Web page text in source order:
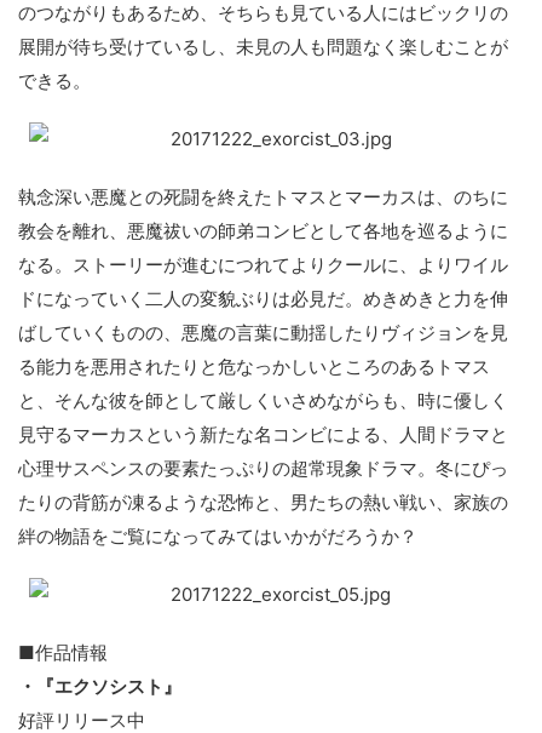
のつながりもあるため、そちらも見ている人にはビックリの
展開が待ち受けているし、未見の人も問題なく楽しむことが
できる。
執念深い悪魔との死闘を終えたトマスとマーカスは、のちに
教会を離れ、悪魔祓いの師弟コンビとして各地を巡るように
なる。ストーリーが進むにつれてよりクールに、よりワイル
ドになっていく二人の変貌ぶりは必見だ。めきめきと力を伸
ばしていくものの、悪魔の言葉に動揺したりヴィジョンを見
る能力を悪用されたりと危なっかしいところのあるトマス
と、そんな彼を師として厳しくいさめながらも、時に優しく
見守るマーカスという新たな名コンビによる、人間ドラマと
心理サスペンスの要素たっぷりの超常現象ドラマ。冬にぴっ
たりの背筋が凍るような恐怖と、男たちの熱い戦い、家族の
絆の物語をご覧になってみてはいかがだろうか？
■作品情報
・『エクソシスト』
好評リリース中